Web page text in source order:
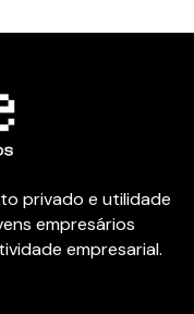
privado e utilidade
empresários
empresarial.